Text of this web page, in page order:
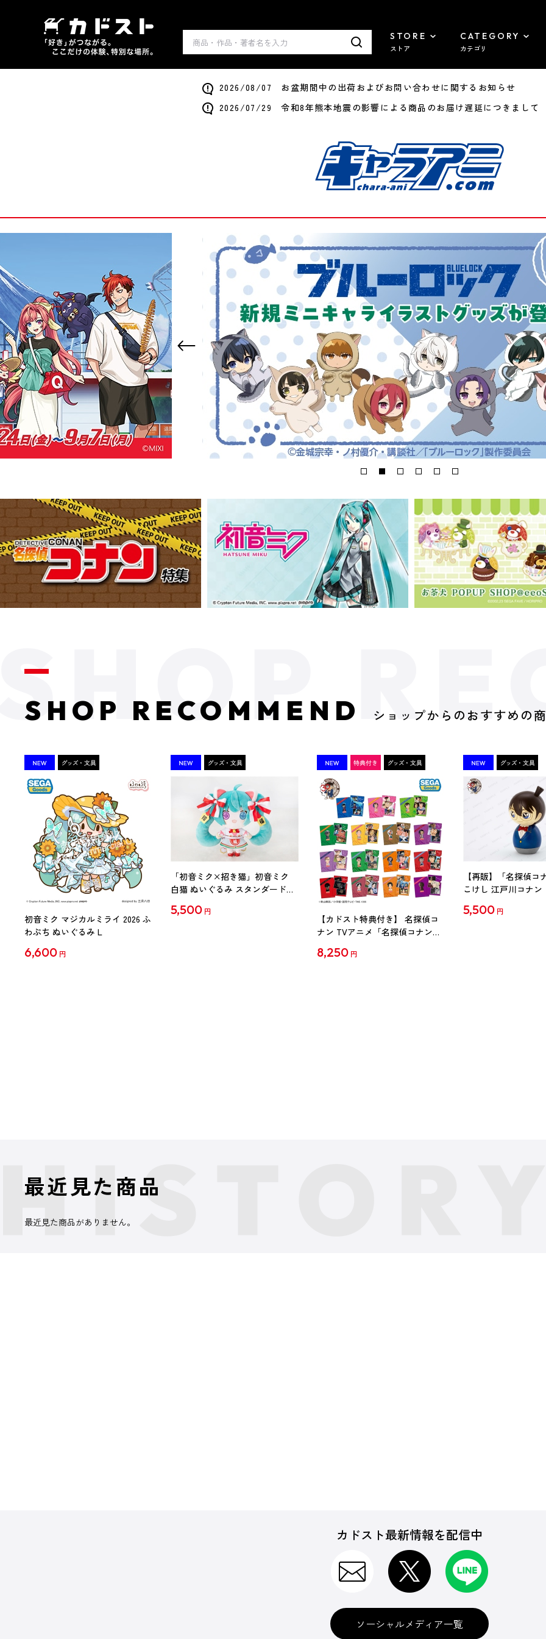
STORE
ストア
CATEGORY
カテゴリ
2026/08/07 お盆期間中の出荷およびお問い合わせに関するお知らせ
2026/07/29 令和8年熊本地震の影響による商品のお届け遅延につきまして
SHOP RECOMMEND ショップからのおすすめの
初音ミク マジカルミライ 2026 ふ
わぷち ぬいぐるみ L
6,600 円
「初音ミク×招き猫」初音ミク
白猫 ぬいぐるみ スタンダード
5,500 円
【カドスト特典付き】 名探偵コ
ナン TVアニメ「名探偵コナン」
【1BOX】
8,250 円
【再販】「名探偵コ
こけし 江戸川コナン
5,500 円
最近見た商品
最近見た商品がありません。
カドスト最新情報を配信中
ソーシャルメディア一覧